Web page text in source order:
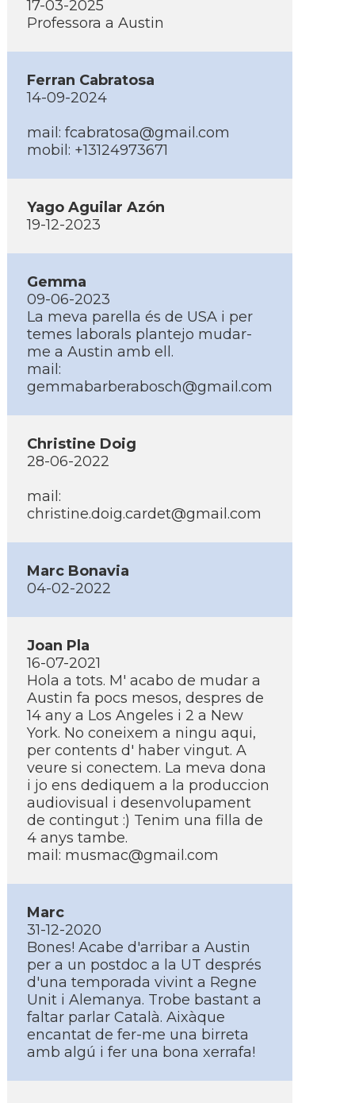
17-03-2025
Professora a Austin
Ferran Cabratosa
14-09-2024
mail: fcabratosa@gmail.com
mobil: +13124973671
Yago Aguilar Azón
19-12-2023
Gemma
09-06-2023
La meva parella és de USA i per
temes laborals plantejo mudar-
me a Austin amb ell.
mail:
gemmabarberabosch@gmail.com
Christine Doig
28-06-2022
mail:
christine.doig.cardet@gmail.com
Marc Bonavia
04-02-2022
Joan Pla
16-07-2021
Hola a tots. M' acabo de mudar a
Austin fa pocs mesos, despres de
14 any a Los Angeles i 2 a New
York. No coneixem a ningu aqui,
per contents d' haber vingut. A
veure si conectem. La meva dona
i jo ens dediquem a la produccion
audiovisual i desenvolupament
de contingut :) Tenim una filla de
4 anys tambe.
mail: musmac@gmail.com
Marc
31-12-2020
Bones! Acabe d'arribar a Austin
per a un postdoc a la UT després
d'una temporada vivint a Regne
Unit i Alemanya. Trobe bastant a
faltar parlar Català. Aixàque
encantat de fer-me una birreta
amb algú i fer una bona xerrafa!